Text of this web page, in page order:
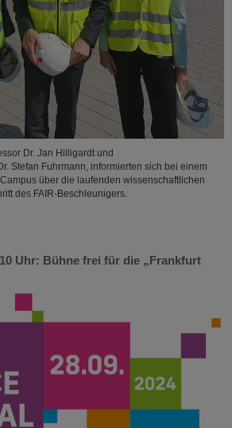
Dr. Jan Hilligardt und
Stefan Fuhrmann, informierten sich bei einem
über die laufenden wissenschaftlichen
des FAIR-Beschleunigers.
Uhr: Bühne frei für die „Frankfurt